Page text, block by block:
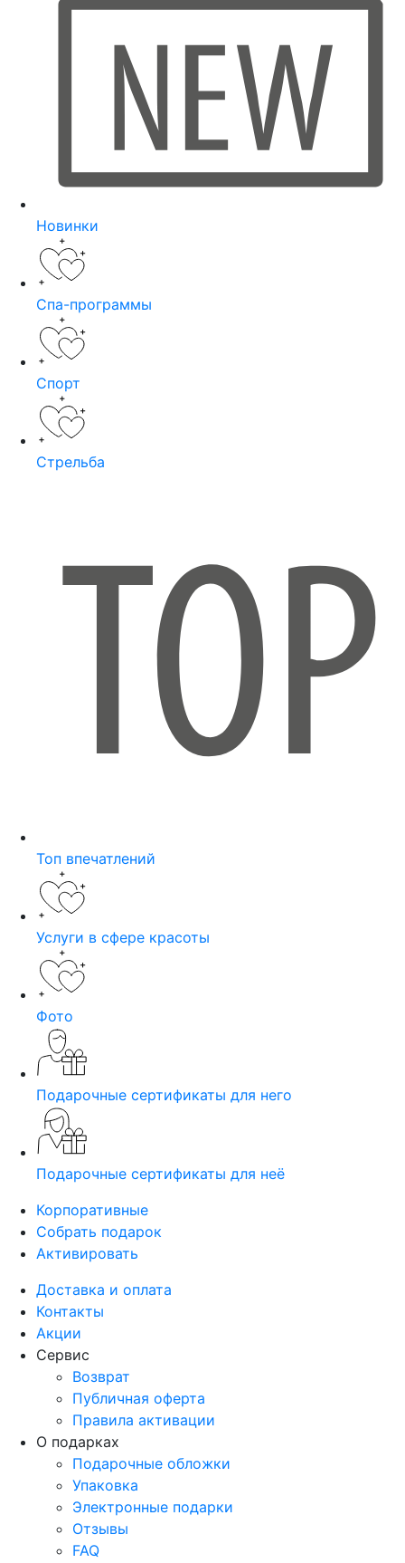
Новинки
Спа-программы
Спорт
Стрельба
Топ впечатлений
Услуги в сфере красоты
Фото
Подарочные сертификаты для него
Подарочные сертификаты для неё
Корпоративные
Собрать подарок
Активировать
Доставка и оплата
Контакты
Акции
Сервис
Возврат
Публичная оферта
Правила активации
О подарках
Подарочные обложки
Упаковка
Электронные подарки
Отзывы
FAQ